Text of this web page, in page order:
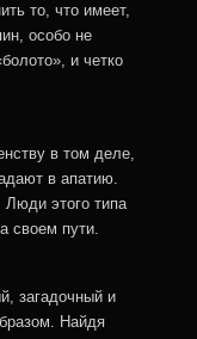
то, что имеет,
особо не
и четко
в том деле,
в апатию.
Люди этого типа
своем пути.
загадочный и
Найдя